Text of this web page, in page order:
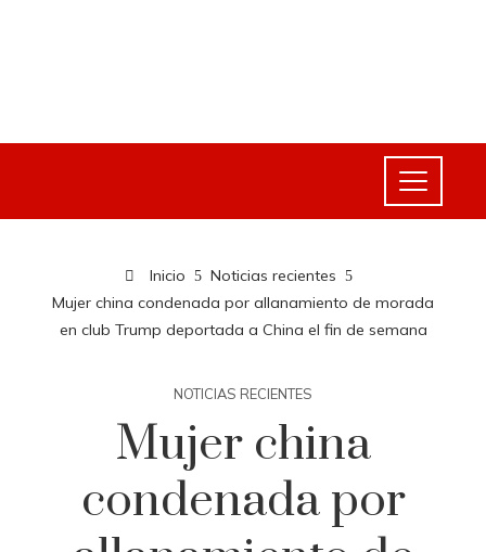
Inicio
Noticias recientes
Mujer china condenada por allanamiento de morada
en club Trump deportada a China el fin de semana
NOTICIAS RECIENTES
Mujer china
condenada por